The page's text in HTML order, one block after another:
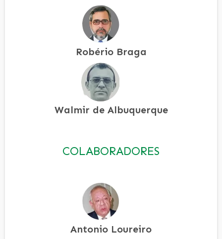
Robério Braga
Walmir de Albuquerque
COLABORADORES
Antonio Loureiro